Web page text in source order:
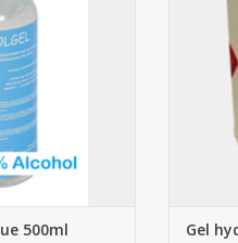
500ml
Gel